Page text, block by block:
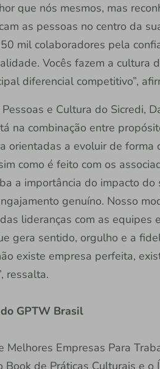
que nós mesmos, mas
as pessoas no centro da
mil colaboradores pela
Vocês fazem a cultura
diferencial competitivo”,
e Cultura do Sicredi,
na combinação entre
orientadas a evoluir de forma
como é feito com os
a importância do impacto
genuíno. Nosso
lideranças com as equipes
gera sentido, orgulho e a
existe empresa perfeita,
ressalta.
GPTW Brasil
Melhores Empresas Para
Book de Práticas Culturais e o